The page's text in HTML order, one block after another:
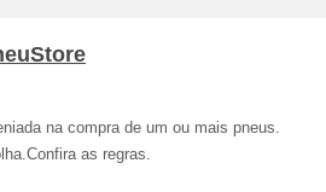
na compra de um ou mais pneus.
as regras.